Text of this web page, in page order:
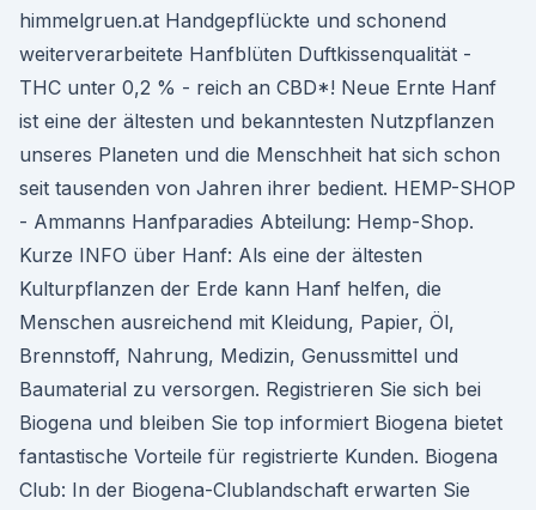
himmelgruen.at Handgepflückte und schonend
weiterverarbeitete Hanfblüten Duftkissenqualität -
THC unter 0,2 % - reich an CBD*! Neue Ernte Hanf
ist eine der ältesten und bekanntesten Nutzpflanzen
unseres Planeten und die Menschheit hat sich schon
seit tausenden von Jahren ihrer bedient. HEMP-SHOP
- Ammanns Hanfparadies Abteilung: Hemp-Shop.
Kurze INFO über Hanf: Als eine der ältesten
Kulturpflanzen der Erde kann Hanf helfen, die
Menschen ausreichend mit Kleidung, Papier, Öl,
Brennstoff, Nahrung, Medizin, Genussmittel und
Baumaterial zu versorgen. Registrieren Sie sich bei
Biogena und bleiben Sie top informiert Biogena bietet
fantastische Vorteile für registrierte Kunden. Biogena
Club: In der Biogena-Clublandschaft erwarten Sie